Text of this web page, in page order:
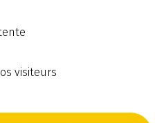
visiteurs